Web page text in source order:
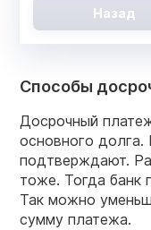
Назад
Способы
Досрочный
основного
подтверждают.
тоже. Тогда банк
Так можно
сумму платежа.